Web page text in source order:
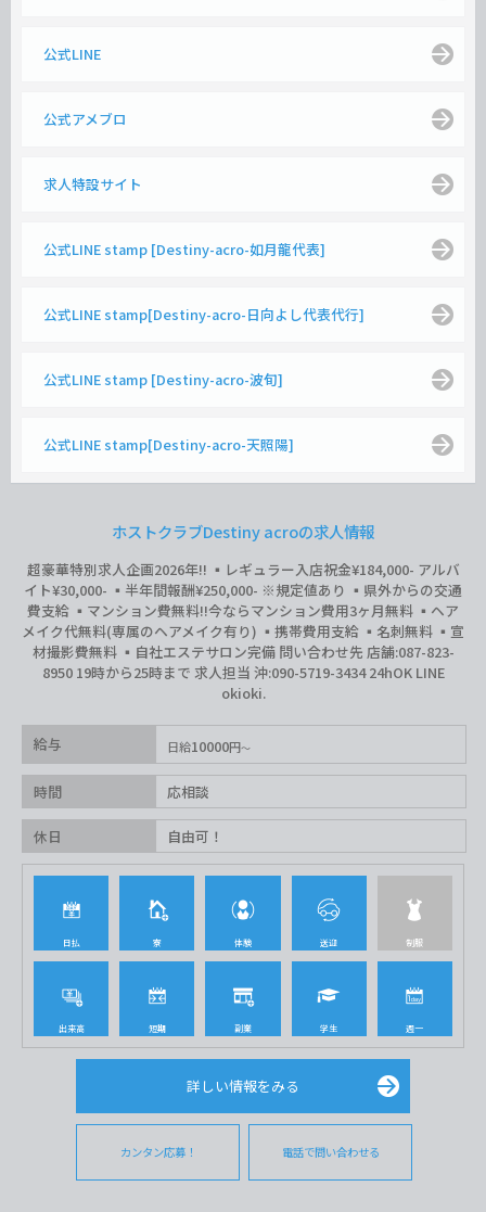
公式LINE
公式アメブロ
求人特設サイト
公式LINE stamp [Destiny-acro-如月龍代表]
公式LINE stamp[Destiny-acro-日向よし代表代行]
公式LINE stamp [Destiny-acro-波旬]
公式LINE stamp[Destiny-acro-天照陽]
ホストクラブDestiny acroの求人情報
超豪華特別求人企画2026年‼︎ ▪️レギュラー入店祝金¥184,000- アルバ
イト¥30,000- ▪️半年間報酬¥250,000- ※規定値あり ▪️県外からの交通
費支給 ▪️マンション費無料‼︎今ならマンション費用3ヶ月無料 ▪️ヘア
メイク代無料(専属のヘアメイク有り) ▪️携帯費用支給 ▪️名刺無料 ▪️宣
材撮影費無料 ▪️自社エステサロン完備 問い合わせ先 店舗:087-823-
8950 19時から25時まで 求人担当 沖:090-5719-3434 24hOK LINE
okioki.
給与 日給10000円
時間 応相談
休日 自由可！
日払 寮 体験 送迎 制服
出来高 短期 副業 学生 週一
詳しい情報をみる
カンタン応募！ 電話で問い合わせる